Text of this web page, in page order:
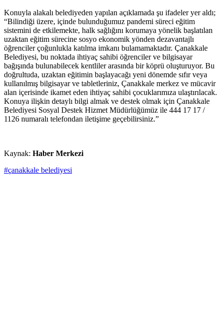
Konuyla alakalı belediyeden yapılan açıklamada şu ifadeler yer aldı;
“Bilindiği üzere, içinde bulunduğumuz pandemi süreci eğitim
sistemini de etkilemekte, halk sağlığını korumaya yönelik başlatılan
uzaktan eğitim sürecine sosyo ekonomik yönden dezavantajlı
öğrenciler çoğunlukla katılma imkanı bulamamaktadır. Çanakkale
Belediyesi, bu noktada ihtiyaç sahibi öğrenciler ve bilgisayar
bağışında bulunabilecek kentliler arasında bir köprü oluşturuyor. Bu
doğrultuda, uzaktan eğitimin başlayacağı yeni dönemde sıfır veya
kullanılmış bilgisayar ve tabletleriniz, Çanakkale merkez ve mücavir
alan içerisinde ikamet eden ihtiyaç sahibi çocuklarımıza ulaştırılacak.
Konuya ilişkin detaylı bilgi almak ve destek olmak için Çanakkale
Belediyesi Sosyal Destek Hizmet Müdürlüğümüz ile 444 17 17 /
1126 numaralı telefondan iletişime geçebilirsiniz.”
Kaynak: Haber Merkezi
#çanakkale belediyesi